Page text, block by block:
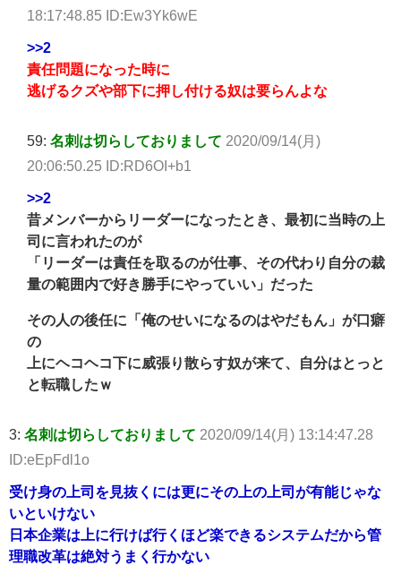
18:17:48.85 ID:Ew3Yk6wE
>>2
責任問題になった時に
逃げるクズや部下に押し付ける奴は要らんよな
59: 名刺は切らしておりまして 2020/09/14(月)
20:06:50.25 ID:RD6OI+b1
>>2
昔メンバーからリーダーになったとき、最初に当時の上
司に言われたのが
「リーダーは責任を取るのが仕事、その代わり自分の裁
量の範囲内で好き勝手にやっていい」だった
その人の後任に「俺のせいになるのはやだもん」が口癖
の
上にヘコヘコ下に威張り散らす奴が来て、自分はとっと
と転職したｗ
3: 名刺は切らしておりまして 2020/09/14(月) 13:14:47.28
ID:eEpFdl1o
受け身の上司を見抜くには更にその上の上司が有能じゃな
いといけない
日本企業は上に行けば行くほど楽できるシステムだから管
理職改革は絶対うまく行かない